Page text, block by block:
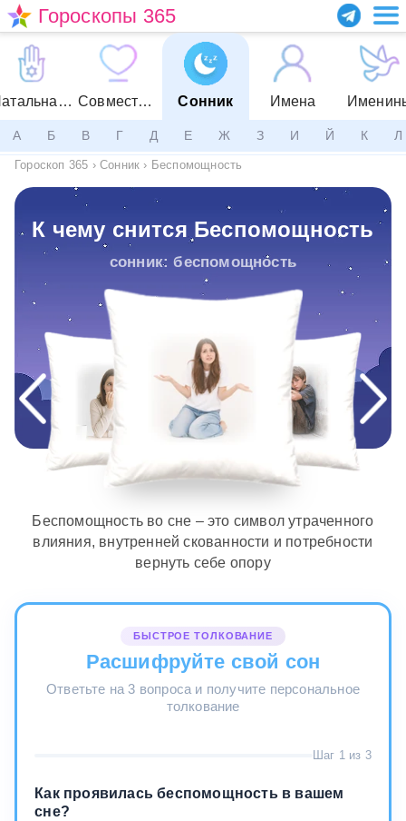
Гороскопы 365
Натальная карта Совместимость Сонник Имена
А Б В Г Д Е Ж З И Й К Л
Гороскоп 365 › Сонник › Беспомощность
К чему снится Беспомощность
сонник: беспомощность
Беспомощность во сне – это символ утраченного
влияния, внутренней скованности и потребности
вернуть себе опору
БЫСТРОЕ ТОЛКОВАНИЕ
Расшифруйте свой сон
Ответьте на 3 вопроса и получите персональное
толкование
Шаг 1 из 3
Как проявилась беспомощность в вашем
сне?